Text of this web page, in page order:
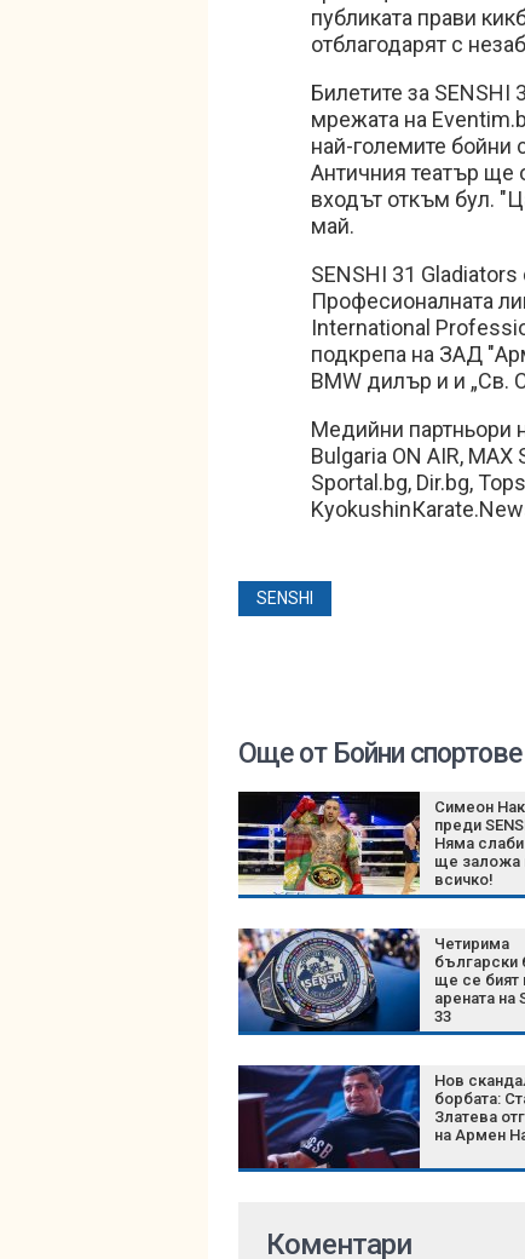
публиката прави
отблагодарят с
Билетите за
мрежата на
най-големите бойни
Античния театър ще
входът откъм бул.
май.
SENSHI 31
Професионалната
International
подкрепа на ЗАД
BMW дилър и и „Св.
Медийни партньори
Bulgaria ON AIR,
Sportal.bg, Dir.bg,
SENSHI
Още от Бойни спортове
Симеон
преди
Няма
ще заложа
всичко!
Четирима
български
ще се бият
арената на
33
Нов
борбата:
Златева
на Армен
Коментари